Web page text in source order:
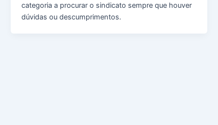
categoria a procurar o sindicato sempre que houver
dúvidas ou descumprimentos.